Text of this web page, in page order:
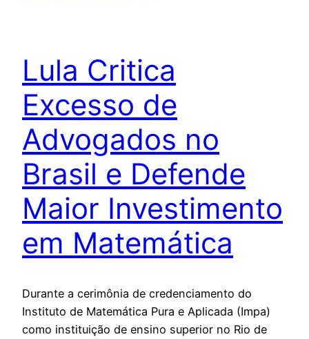
Lula Critica
Excesso de
Advogados no
Brasil e Defende
Maior Investimento
em Matemática
Durante a cerimônia de credenciamento do
Instituto de Matemática Pura e Aplicada (Impa)
como instituição de ensino superior no Rio de